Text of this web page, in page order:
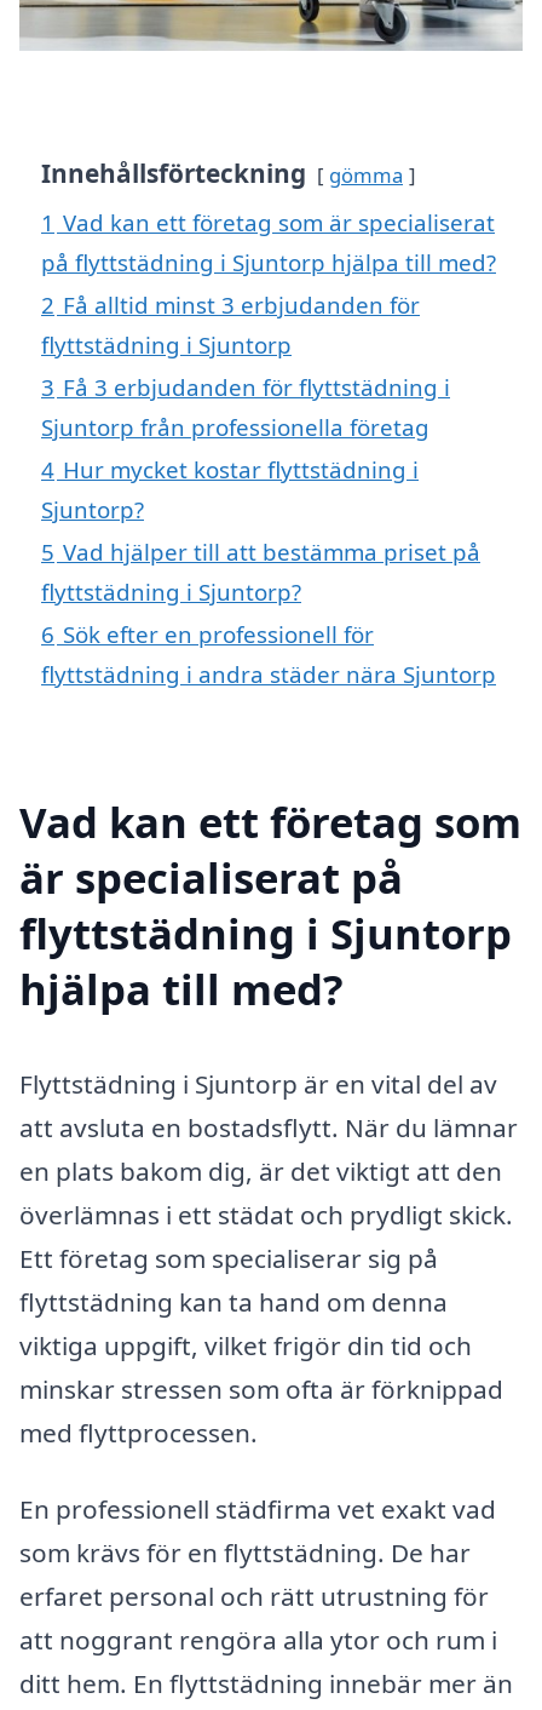
Innehållsförteckning gömma
1 Vad kan ett företag som är specialiserat
på flyttstädning i Sjuntorp hjälpa till med?
2 Få alltid minst 3 erbjudanden för
flyttstädning i Sjuntorp
3 Få 3 erbjudanden för flyttstädning i
Sjuntorp från professionella företag
4 Hur mycket kostar flyttstädning i
Sjuntorp?
5 Vad hjälper till att bestämma priset på
flyttstädning i Sjuntorp?
6 Sök efter en professionell för
flyttstädning i andra städer nära Sjuntorp
Vad kan ett företag som
är specialiserat på
flyttstädning i Sjuntorp
hjälpa till med?
Flyttstädning i Sjuntorp är en vital del av
att avsluta en bostadsflytt. När du lämnar
en plats bakom dig, är det viktigt att den
överlämnas i ett städat och prydligt skick.
Ett företag som specialiserar sig på
flyttstädning kan ta hand om denna
viktiga uppgift, vilket frigör din tid och
minskar stressen som ofta är förknippad
med flyttprocessen.
En professionell städfirma vet exakt vad
som krävs för en flyttstädning. De har
erfaret personal och rätt utrustning för
att noggrant rengöra alla ytor och rum i
ditt hem. En flyttstädning innebär mer än